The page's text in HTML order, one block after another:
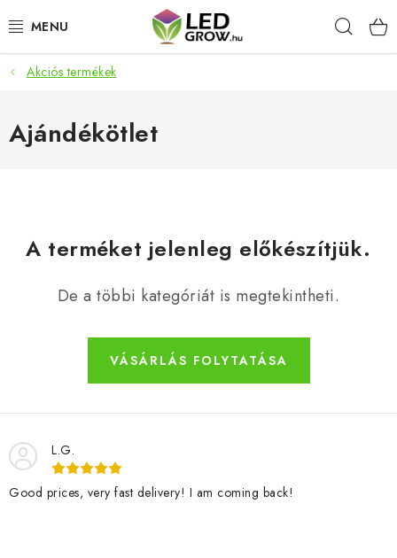
tartalomhoz
AKCIÓS TERMÉKEK
LED NÖVÉNYVILÁGÍTÁS
MIKROZÖLDEK
OKOS KERT
Webáruház értékelése Márka Vásárlás
Blog
Általános Üzleti Feltételek
Kapcsolat
Akciós termékek
Ajándékötlet
A terméket jelenleg előkészítjük.
De a többi kategóriát is megtekintheti.
VÁSÁRLÁS FOLYTATÁSA
L.G.
Good prices, very fast delivery! I am coming back!